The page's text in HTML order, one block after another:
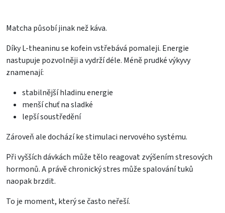
Matcha působí jinak než káva.
Díky L-theaninu se kofein vstřebává pomaleji. Energie
nastupuje pozvolněji a vydrží déle. Méně prudké výkyvy
znamenají:
stabilnější hladinu energie
menší chuť na sladké
lepší soustředění
Zároveň ale dochází ke stimulaci nervového systému.
Při vyšších dávkách může tělo reagovat zvýšením stresových
hormonů. A právě chronický stres může spalování tuků
naopak brzdit.
To je moment, který se často neřeší.